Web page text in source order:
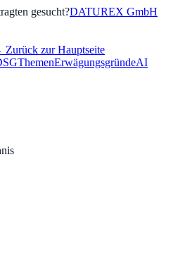
gesucht?DATUREX GmbH
Zurück zur Hauptseite
ThemenErwägungsgründeAI